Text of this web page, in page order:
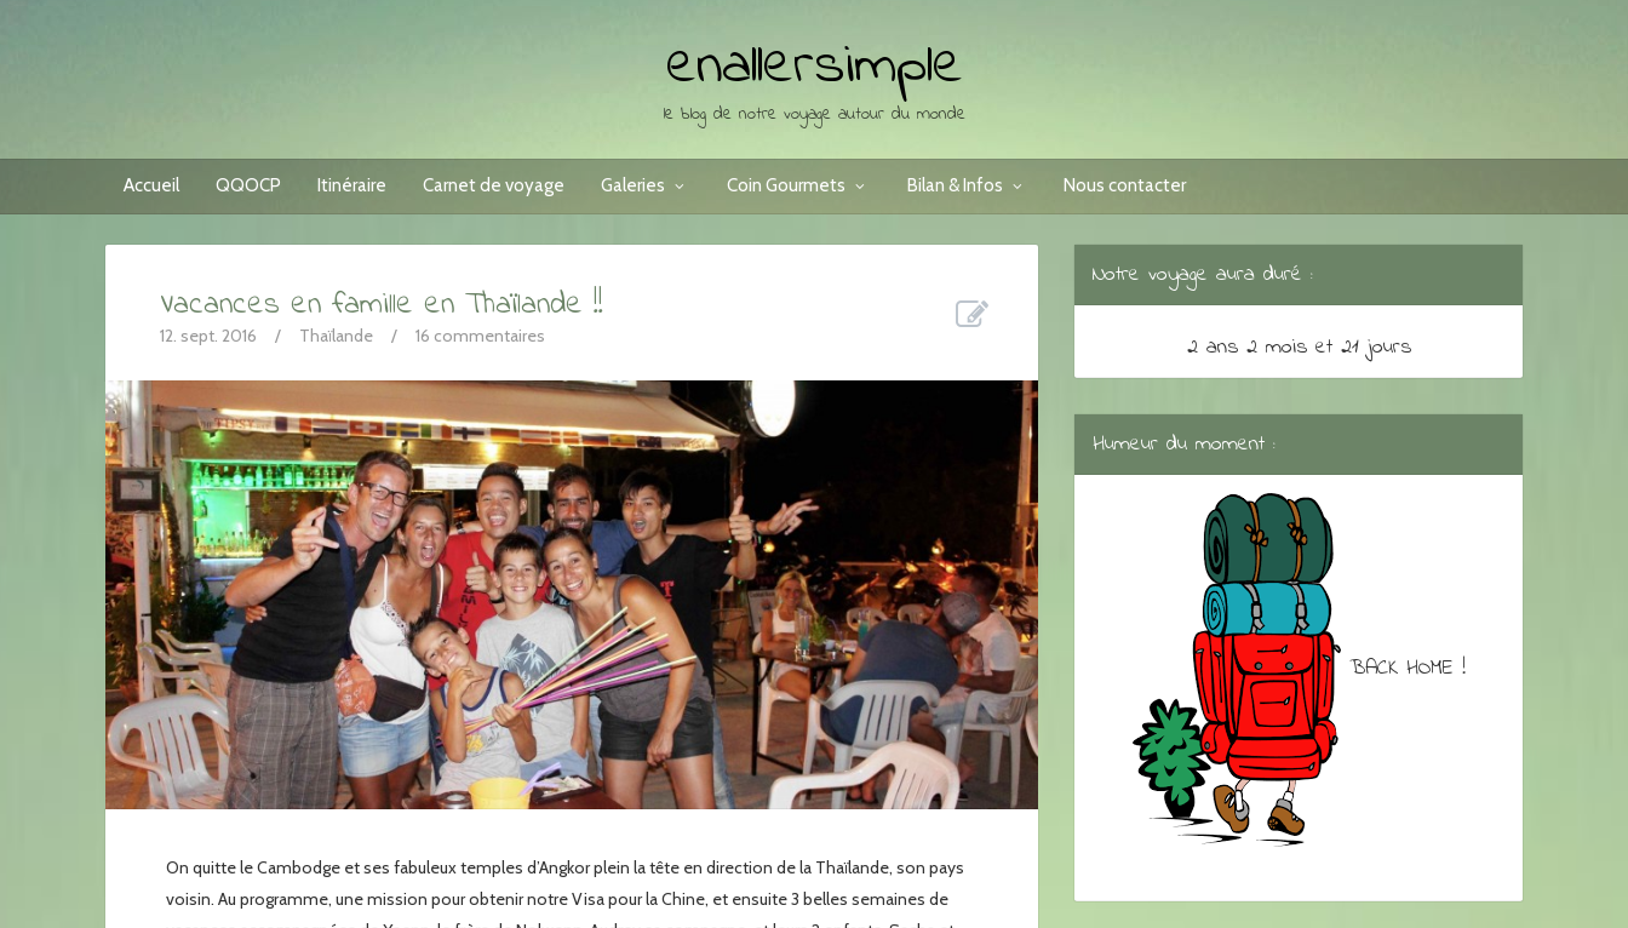
enallersimple
le blog de notre voyage autour du monde
Accueil QQOCP Itinéraire Carnet de voyage Galeries Coin Gourmets Bilan & Infos Nous contacter
Vacances en famille en Thaïlande !!
12. sept. 2016 / Thaïlande / 16 commentaires
On quitte le Cambodge et ses fabuleux temples d’Angkor plein la tête en direction de la Thaïlande, son pays
voisin. Au programme, une mission pour obtenir notre Visa pour la Chine, et ensuite 3 belles semaines de
Notre voyage aura duré :
2 ans 2 mois et 21 jours
Humeur du moment :
BACK HOME !